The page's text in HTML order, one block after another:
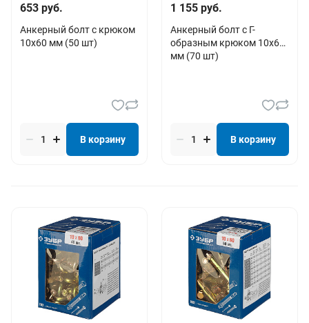
653 руб.
Анкерный болт с крюком
10х60 мм (50 шт)
В корзину
1 155 руб.
Анкерный болт c Г-
образным крюком 10х60
мм (70 шт)
В корзину